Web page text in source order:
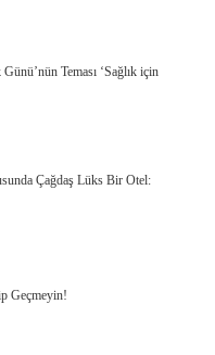
Teması ‘Sağlık için
Çağdaş Lüks Bir Otel:
Geçmeyin!